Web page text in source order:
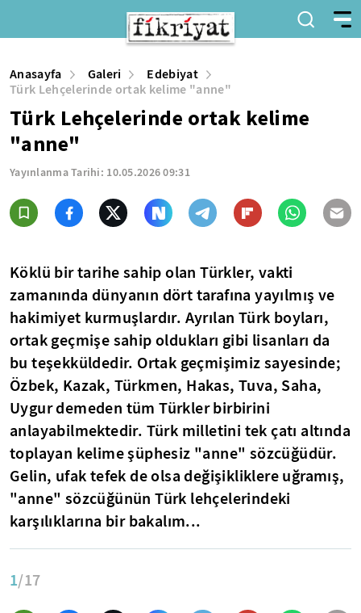
Anasayfa Galeri
Edebiyat
Türk Lehçelerinde ortak kelime "anne"
Türk Lehçelerinde ortak kelime
"anne"
Yayınlanma Tarihi: 10.05.2026 09:31
Köklü bir tarihe sahip olan Türkler, vakti
zamanında dünyanın dört tarafına yayılmış ve
hakimiyet kurmuşlardır. Ayrılan Türk boyları,
ortak geçmişe sahip oldukları gibi lisanları da
bu teşekküldedir. Ortak geçmişimiz sayesinde;
Özbek, Kazak, Türkmen, Hakas, Tuva, Saha,
Uygur demeden tüm Türkler birbirini
anlayabilmektedir. Türk milletini tek çatı altında
toplayan kelime şüphesiz "anne" sözcüğüdür.
Gelin, ufak tefek de olsa değişikliklere uğramış,
"anne" sözcüğünün Türk lehçelerindeki
karşılıklarına bir bakalım...
1/17